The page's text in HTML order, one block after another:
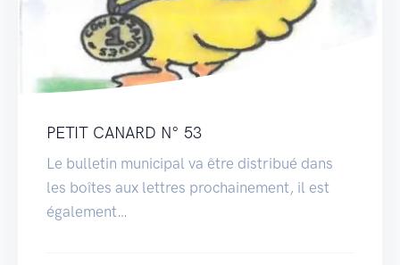
PETIT CANARD N° 53
Le bulletin municipal va être distribué dans
les boîtes aux lettres prochainement, il est
également…